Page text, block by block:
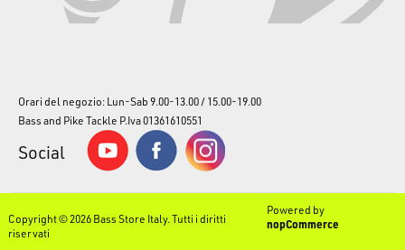
Orari del negozio: Lun-Sab 9.00-13.00 / 15.00-19.00
Bass and Pike Tackle P.Iva 01361610551
Social
Copyright © 2026 Bass Store Italy. Tutti i diritti
riservati
Powered by
nopCommerce